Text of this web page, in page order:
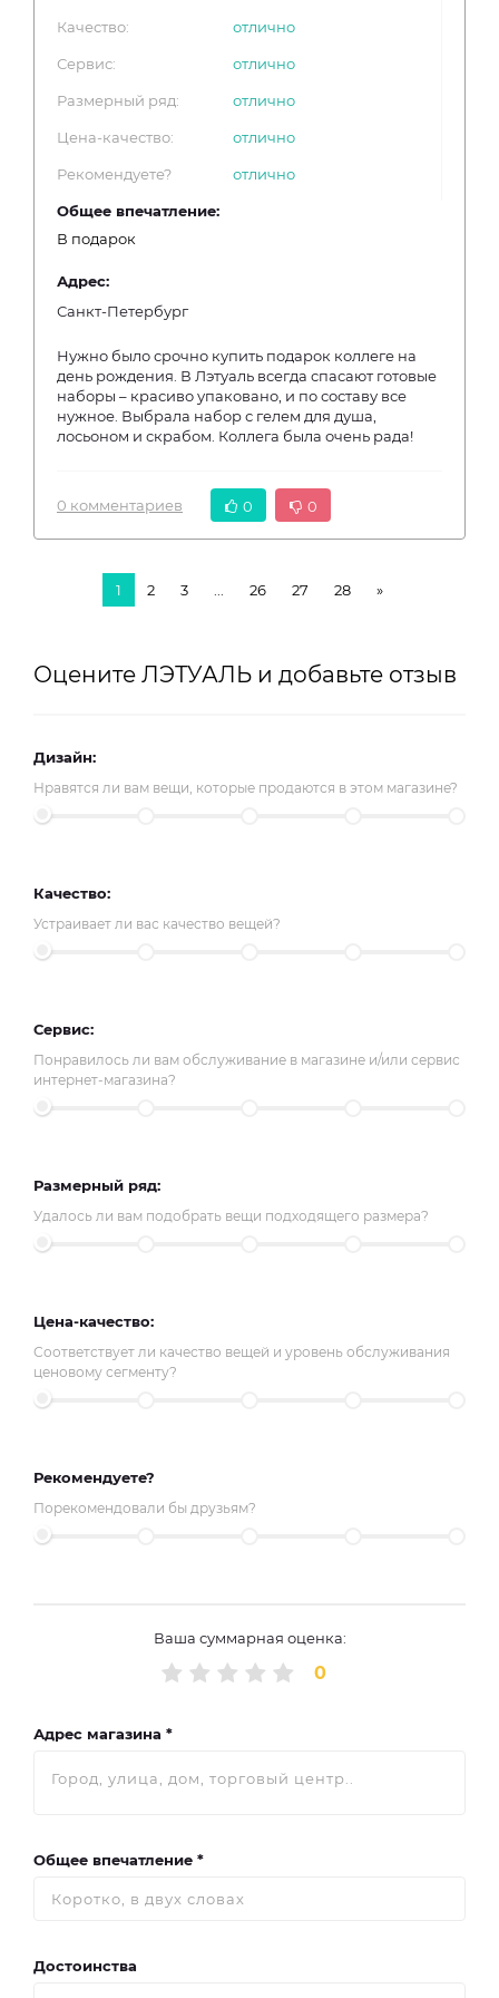
Качество: отлично
Сервис: отлично
Размерный ряд: отлично
Цена-качество: отлично
Рекомендуете? отлично
Общее впечатление:
В подарок
Адрес:
Санкт-Петербург
Нужно было срочно купить подарок коллеге на
день рождения. В Лэтуаль всегда спасают готовые
наборы – красиво упаковано, и по составу все
нужное. Выбрала набор с гелем для душа,
лосьоном и скрабом. Коллега была очень рада!
0 комментариев 0 0
1 2 3 26 27 28 »
Оцените ЛЭТУАЛЬ и добавьте отзыв
Дизайн:
Нравятся ли вам вещи, которые продаются в этом магазине?
Качество:
Устраивает ли вас качество вещей?
Сервис:
Понравилось ли вам обслуживание в магазине и/или сервис
интернет-магазина?
Размерный ряд:
Удалось ли вам подобрать вещи подходящего размера?
Цена-качество:
Соответствует ли качество вещей и уровень обслуживания
ценовому сегменту?
Рекомендуете?
Порекомендовали бы друзьям?
Ваша суммарная оценка:
0
Адрес магазина *
Общее впечатление *
Достоинства